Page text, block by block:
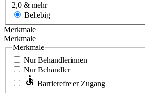
2,0 & mehr
Beliebig
Merkmale
Merkmale
Merkmale
Nur Behandlerinnen
Nur Behandler
Barrierefreier Zugang